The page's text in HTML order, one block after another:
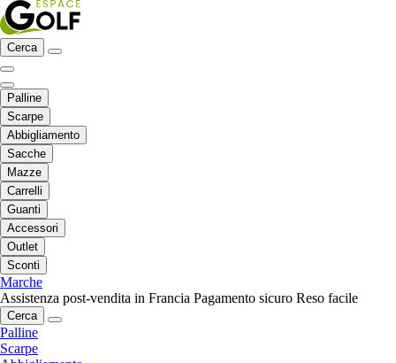
Cerca
Palline
Scarpe
Abbigliamento
Sacche
Mazze
Carrelli
Guanti
Accessori
Outlet
Sconti
Marche
Assistenza post-vendita in Francia Pagamento sicuro Reso facile
Cerca
Palline
Scarpe